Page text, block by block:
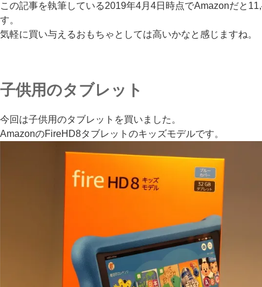
この記事を執筆している2019年4月4日時点でAmazonだと
す。
気軽に買い与えるおもちゃとしては高いかなと感じますね。
子供用のタブレット
今回は子供用のタブレットを買いました。
AmazonのFireHD8タブレットのキッズモデルです。